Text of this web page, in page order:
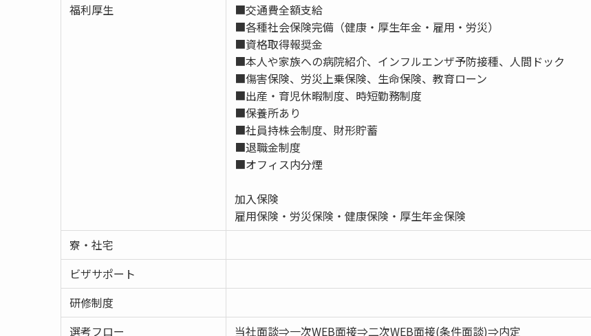
福利厚生
■交通費全額支給
■各種社会保険完備（健康・厚生年金・雇用・労災）
■資格取得報奨金
■本人や家族への病院紹介、インフルエンザ予防接種、人間ドック
■傷害保険、労災上乗保険、生命保険、教育ローン
■出産・育児休暇制度、時短勤務制度
■保養所あり
■社員持株会制度、財形貯蓄
■退職金制度
■オフィス内分煙
加入保険
雇用保険・労災保険・健康保険・厚生年金保険
寮・社宅
ビザサポート
研修制度
選考フロー
当社面談⇒一次WEB面接⇒二次WEB面接(条件面談)⇒内定